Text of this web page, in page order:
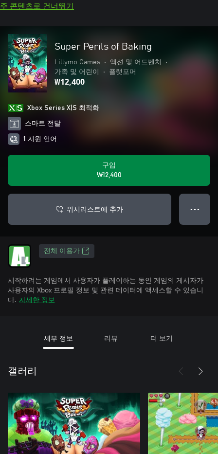
주 콘텐츠로 건너뛰기
Super Perils of Baking
Lillymo Games • 액션 및 어드벤처
•
가족 및 어린이
• 플랫포머
₩12,400
Xbox Series X|S 최적화
스마트 전달
1 지원 언어
구입
₩12,400
위시리스트에 추가 ● ● ●
전체 이용가
시작하려는 게임에서 사용자가 플레이하는 동안 게임의 게시자가
사용자의 Xbox 프로필 정보 및 관련 데이터에 액세스할 수 있습니
다. 자세한 정보
세부 정보 리뷰 더 보기
갤러리